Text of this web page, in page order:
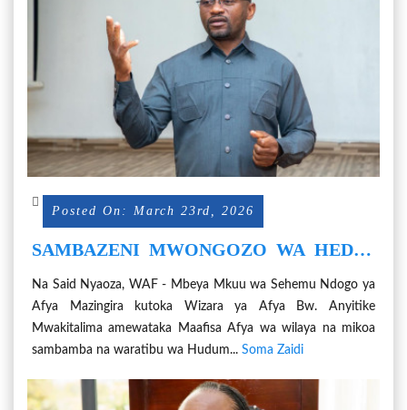
Posted On: March 23rd, 2026
SAMBAZENI MWONGOZO WA HEDHI
MAENEO YENU
Na Said Nyaoza, WAF - Mbeya Mkuu wa Sehemu Ndogo ya
Afya Mazingira kutoka Wizara ya Afya Bw. Anyitike
Mwakitalima amewataka Maafisa Afya wa wilaya na mikoa
sambamba na waratibu wa Hudum... Soma Zaidi